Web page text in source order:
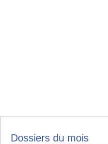
Dossiers du mois